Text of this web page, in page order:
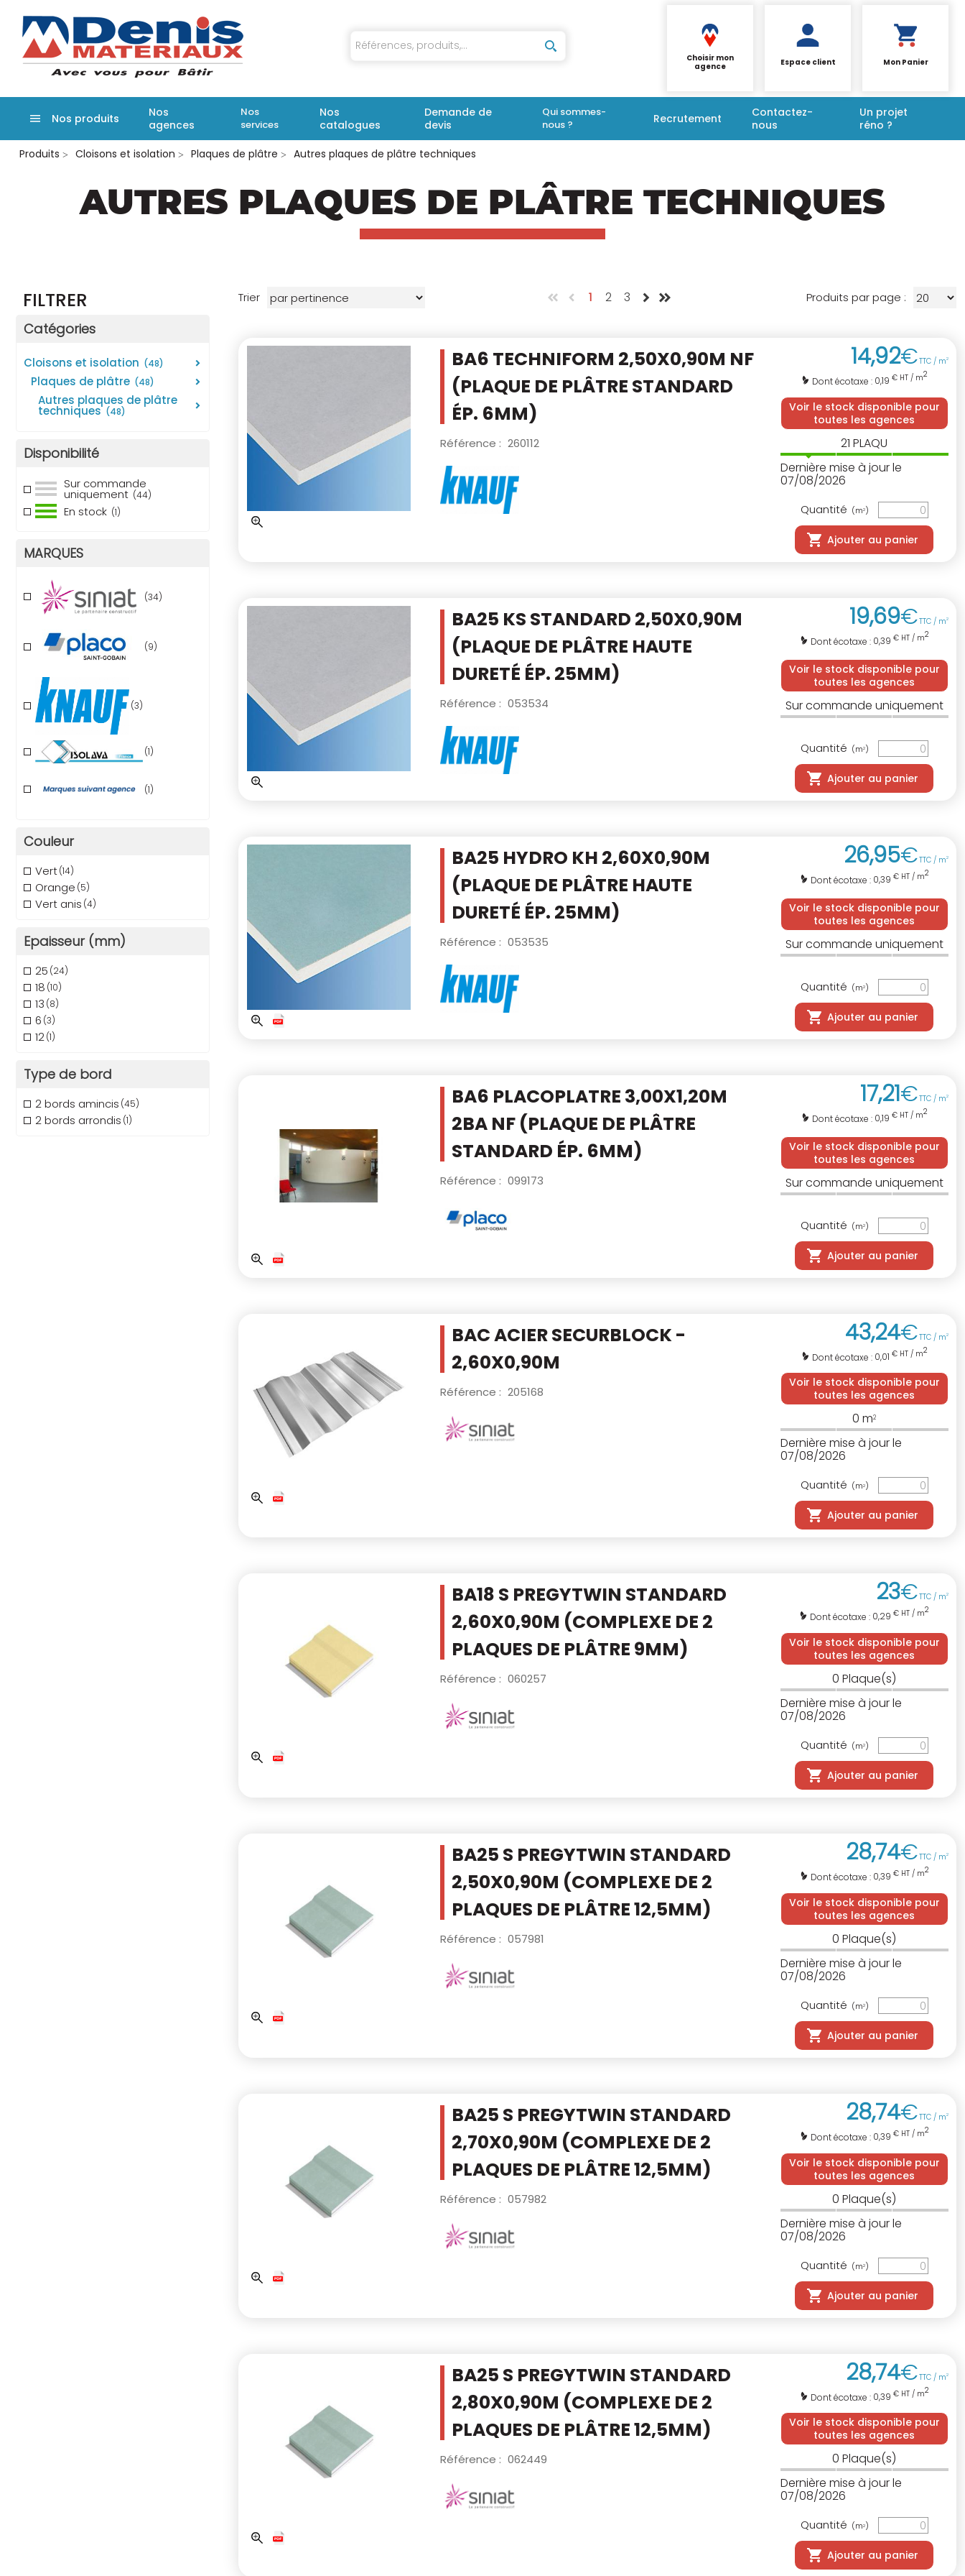
Aller
Choisir mon
agence
Espace client Mon Panier
Nos produits
Nos
agences
Nos
services
Nos
catalogues
Demande de
devis
Qui sommes-
nous ?
Recrutement
Contactez-
nous
Un projet
réno ?
Produits
Cloisons et isolation Plaques de plâtre Autres plaques de plâtre techniques
AUTRES PLAQUES DE PLÂTRE TECHNIQUES
FILTRER
Catégories
cloisons et isolation (48)
plaques de plâtre (48)
autres plaques de plâtre
techniques (48)
Disponibilité
Sur commande
uniquement (44)
En stock (1)
MARQUES
(34)
(9)
(3)
(1)
(1)
Couleur
Vert(14)
Orange (5)
Vert anis (4)
Epaisseur (mm)
25 (24)
18 (10)
13 (8)
6 (3)
12(1)
Type de bord
2 bords amincis (45)
2 bords arrondis (1)
Trier 1 2 3 Produits par page :
BA6 TECHNIFORM 2,50X0,90M NF
(PLAQUE DE PLÂTRE STANDARD
ÉP. 6MM)
Référence : 260112
14,92€TTC / m2
Dont écotaxe : 0,19 € HT / m2
Voir le stock disponible pour
toutes les agences
21 PLAQU
Dernière mise à jour le
07/08/2026
Quantité (m2)
Ajouter au panier
BA25 KS STANDARD 2,50X0,90M
(PLAQUE DE PLÂTRE HAUTE
DURETÉ ÉP. 25MM)
Référence : 053534
19,69€TTC / m2
Dont écotaxe : 0,39 € HT / m2
Voir le stock disponible pour
toutes les agences
Sur commande uniquement
Quantité (m2)
Ajouter au panier
BA25 HYDRO KH 2,60X0,90M
(PLAQUE DE PLÂTRE HAUTE
DURETÉ ÉP. 25MM)
Référence : 053535
26,95€TTC / m2
Dont écotaxe : 0,39 € HT / m2
Voir le stock disponible pour
toutes les agences
Sur commande uniquement
Quantité (m2)
Ajouter au panier
BA6 PLACOPLATRE 3,00X1,20M
2BA NF (PLAQUE DE PLÂTRE
STANDARD ÉP. 6MM)
Référence : 099173
17,21€TTC / m2
Dont écotaxe : 0,19 € HT / m2
Voir le stock disponible pour
toutes les agences
Sur commande uniquement
Quantité (m2)
Ajouter au panier
BAC ACIER SECURBLOCK -
2,60X0,90M
Référence : 205168
43,24€TTC / m2
Dont écotaxe : 0,01 € HT / m2
Voir le stock disponible pour
toutes les agences
0 m2
Dernière mise à jour le
07/08/2026
Quantité (m2)
Ajouter au panier
BA18 S PREGYTWIN STANDARD
2,60X0,90M (COMPLEXE DE 2
PLAQUES DE PLÂTRE 9MM)
Référence : 060257
23€TTC / m2
Dont écotaxe : 0,29 € HT / m2
Voir le stock disponible pour
toutes les agences
0 Plaque(s)
Dernière mise à jour le
07/08/2026
Quantité (m2)
Ajouter au panier
BA25 S PREGYTWIN STANDARD
2,50X0,90M (COMPLEXE DE 2
PLAQUES DE PLÂTRE 12,5MM)
Référence : 057981
28,74€TTC / m2
Dont écotaxe : 0,39 € HT / m2
Voir le stock disponible pour
toutes les agences
0 Plaque(s)
Dernière mise à jour le
07/08/2026
Quantité (m2)
Ajouter au panier
BA25 S PREGYTWIN STANDARD
2,70X0,90M (COMPLEXE DE 2
PLAQUES DE PLÂTRE 12,5MM)
Référence : 057982
28,74€TTC / m2
Dont écotaxe : 0,39 € HT / m2
Voir le stock disponible pour
toutes les agences
0 Plaque(s)
Dernière mise à jour le
07/08/2026
Quantité (m2)
Ajouter au panier
BA25 S PREGYTWIN STANDARD
2,80X0,90M (COMPLEXE DE 2
PLAQUES DE PLÂTRE 12,5MM)
Référence : 062449
28,74€TTC / m2
Dont écotaxe : 0,39 € HT / m2
Voir le stock disponible pour
toutes les agences
0 Plaque(s)
Dernière mise à jour le
07/08/2026
Quantité (m2)
Ajouter au panier